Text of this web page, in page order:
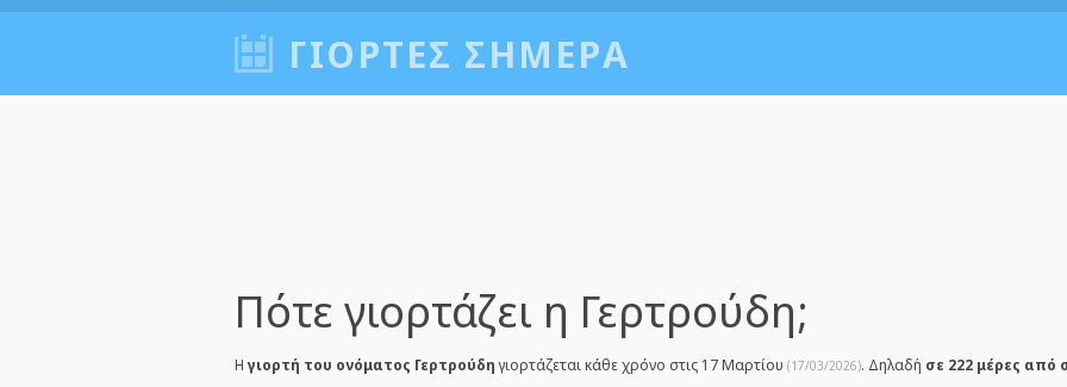
ΓΙΟΡΤΈΣ ΣΉΜΕΡΑ
Πότε γιορτάζει η Γερτρούδη;
Η γιορτή του ονόματος Γερτρούδηγιορτάζεται κάθε χρόνο στις 17 Μαρτίου (17/03/2026). Δηλαδή σε 222 μέρες από